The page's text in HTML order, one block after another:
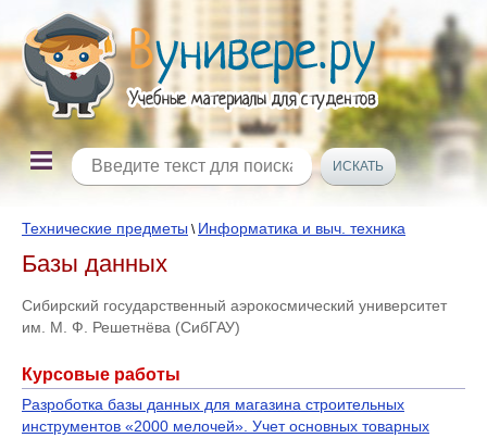
Технические предметы \ Информатика и выч. техника
Базы данных
Сибирский государственный аэрокосмический университет
им. М. Ф. Решетнёва (СибГАУ)
Курсовые работы
Разроботка базы данных для магазина строительных
инструментов «2000 мелочей». Учет основных товарных